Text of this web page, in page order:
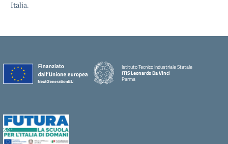
Italia.
Istituto Tecnico Industriale Statale
ITIS Leonardo Da Vinci
Parma